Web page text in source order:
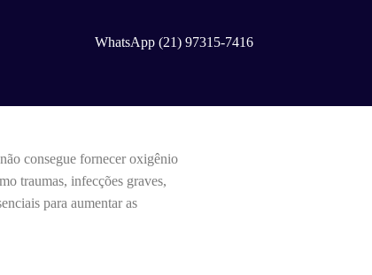
WhatsApp (21) 97315-7416
consegue fornecer oxigênio
traumas, infecções graves,
para aumentar as